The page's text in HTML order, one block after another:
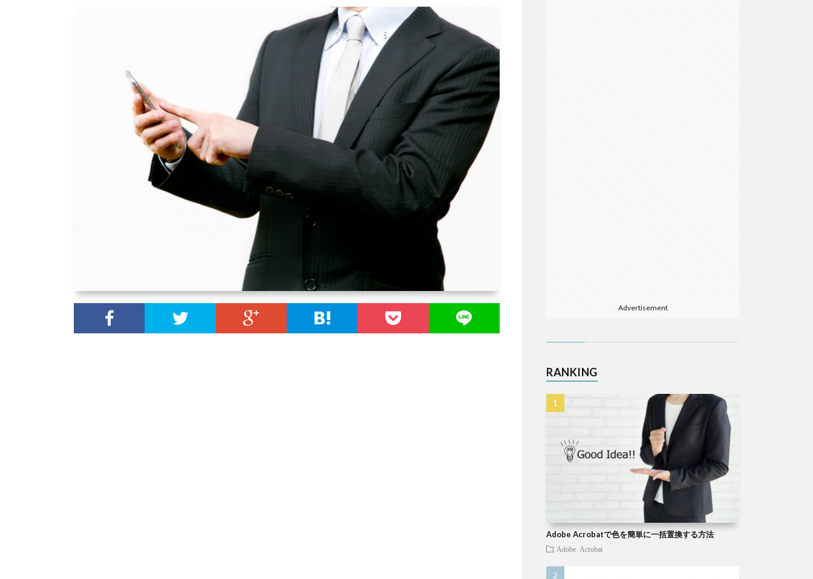
Advertisement
RANKING
Adobe Acrobatで色を簡単に一括置換する方法
Adobe Acrobat